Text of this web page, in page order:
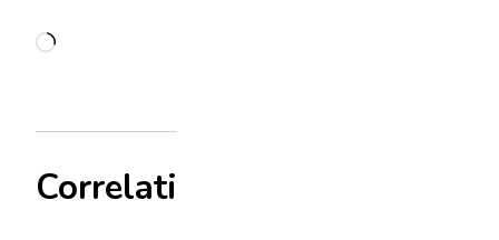
Caricamento
Correlati